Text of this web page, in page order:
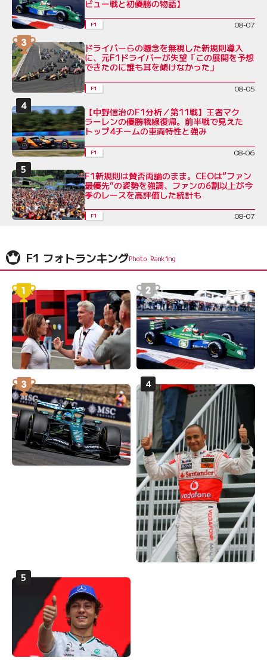
ビュー戦と初優勝の物語】
F1 08-07
ドライバーらの懸念を無視した新規則導入
に、元F1ドライバーが失望「この展開を予想
できたのに誰も耳を傾けなかった」
F1 08-05
【中野信治のF1分析／第11戦】王者マク
ラーレンの優勝戦線復帰。前半戦で見えた
トップ4チームの車両特性と強み
F1 08-06
F1新規則は賛否両論のまま。CEOは“ファン
最優先”の姿勢を強調、ファンの6割以上が今
季のレースを高評価した統計も
F1 08-07
F1 フォトランキング